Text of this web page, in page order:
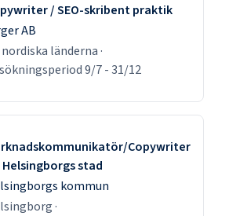
/ SEO-skribent praktik
AB
nordiska länderna ·
9/7-31/12
Copywriter
stad
kommun
·